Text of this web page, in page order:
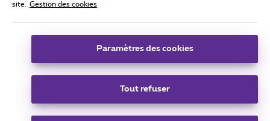
Conditions générales, info consommateur
Coordonnées de l’entreprise
Boulevard du Roi Albert II 27 - B-1030 Bruxelles.
Carrier & Wholesale Solutions
site.
Gestion des cookies
Paramètres des cookies
Tout refuser